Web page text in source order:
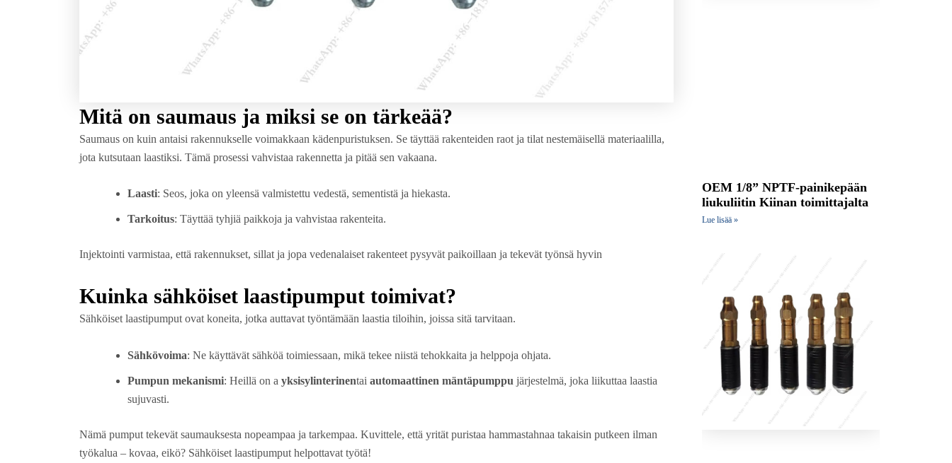
Mitä on saumaus ja miksi se on tärkeää?
Saumaus on kuin antaisi rakennukselle voimakkaan kädenpuristuksen. Se täyttää rakenteiden raot ja tilat nestemäisellä materiaalilla,
jota kutsutaan laastiksi. Tämä prosessi vahvistaa rakennetta ja pitää sen vakaana.
Laasti: Seos, joka on yleensä valmistettu vedestä, sementistä ja hiekasta.
Tarkoitus: Täyttää tyhjiä paikkoja ja vahvistaa rakenteita.
Injektointi varmistaa, että rakennukset, sillat ja jopa vedenalaiset rakenteet pysyvät paikoillaan ja tekevät työnsä hyvin
Kuinka sähköiset laastipumput toimivat?
Sähköiset laastipumput ovat koneita, jotka auttavat työntämään laastia tiloihin, joissa sitä tarvitaan.
Sähkövoima: Ne käyttävät sähköä toimiessaan, mikä tekee niistä tehokkaita ja helppoja ohjata.
Pumpun mekanismi: Heillä on a yksisylinterinentai automaattinen mäntäpumppu järjestelmä, joka liikuttaa laastia
sujuvasti.
Nämä pumput tekevät saumauksesta nopeampaa ja tarkempaa. Kuvittele, että yrität puristaa hammastahnaa takaisin putkeen ilman
työkalua – kovaa, eikö? Sähköiset laastipumput helpottavat työtä!
OEM 1/8” NPTF-painikepään
liukuliitin Kiinan toimittajalta
Lue lisää »